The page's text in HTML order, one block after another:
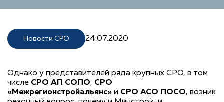
Новости СРО 24.07.2020
Однако у представителей ряда крупных СРО, в том
числе СРО АП СОПО, СРО
«Межрегионстройальянс» и СРО АСО ПОСО, возник